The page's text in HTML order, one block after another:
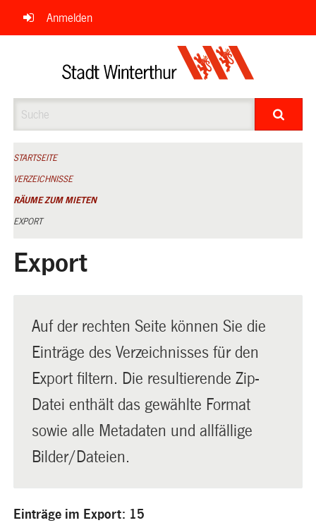
Navigation
überspringen
Anmelden
STARTSEITE
VERZEICHNISSE
RÄUME ZUM MIETEN
EXPORT
Export
Auf der rechten Seite können Sie die
Einträge des Verzeichnisses für den
Export filtern. Die resultierende Zip-
Datei enthält das gewählte Format
sowie alle Metadaten und allfällige
Bilder/Dateien.
Einträge im Export: 15